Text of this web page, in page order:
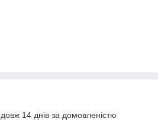
14 днів за домовленістю